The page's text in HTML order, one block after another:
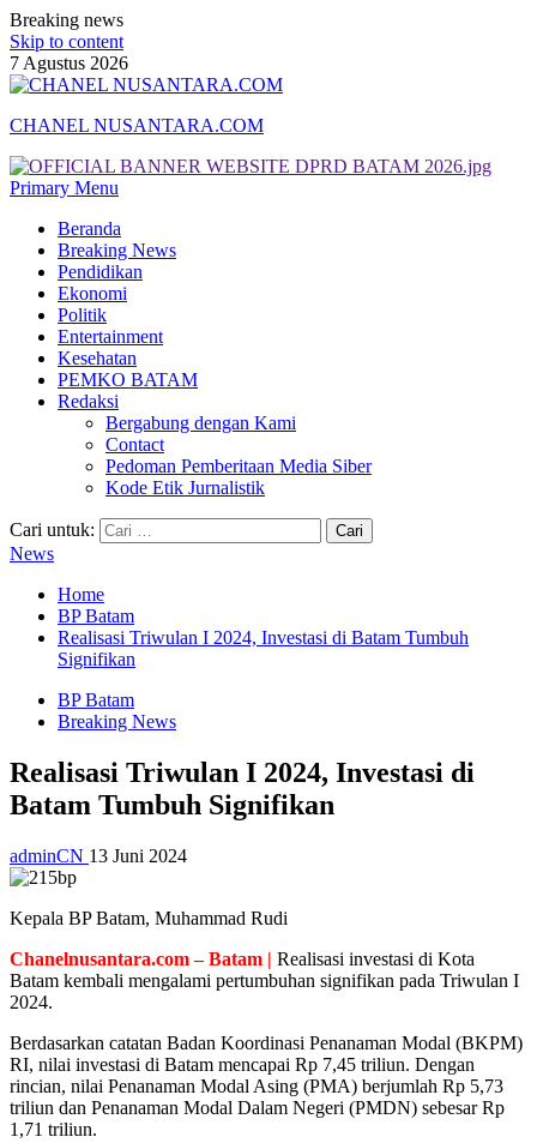
Breaking news
Skip to content
7 Agustus 2026
CHANEL NUSANTARA.COM
Primary Menu
Beranda
Breaking News
Pendidikan
Ekonomi
Politik
Entertainment
Kesehatan
PEMKO BATAM
Redaksi
Bergabung dengan Kami
Contact
Pedoman Pemberitaan Media Siber
Kode Etik Jurnalistik
Cari untuk:
News
Home
BP Batam
Realisasi Triwulan I 2024, Investasi di Batam Tumbuh
Signifikan
BP Batam
Breaking News
Realisasi Triwulan I 2024, Investasi di
Batam Tumbuh Signifikan
adminCN 13 Juni 2024
Kepala BP Batam, Muhammad Rudi
Chanelnusantara.com – Batam | Realisasi investasi di Kota
Batam kembali mengalami pertumbuhan signifikan pada Triwulan I
2024.
Berdasarkan catatan Badan Koordinasi Penanaman Modal (BKPM)
RI, nilai investasi di Batam mencapai Rp 7,45 triliun. Dengan
rincian, nilai Penanaman Modal Asing (PMA) berjumlah Rp 5,73
triliun dan Penanaman Modal Dalam Negeri (PMDN) sebesar Rp
1,71 triliun.